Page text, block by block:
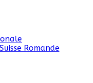
Romande